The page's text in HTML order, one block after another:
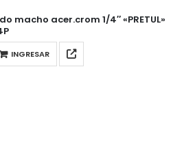
macho acer.crom 1/4″ «PRETUL»
INGRESAR